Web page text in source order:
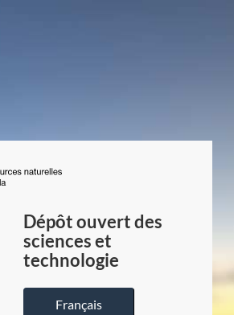
du
Canada
Dépôt ouvert des
sciences et
technologie
Français